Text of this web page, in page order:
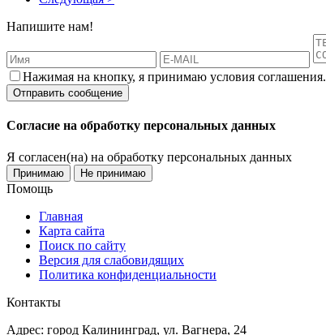
Напишите нам!
Нажимая на кнопку, я принимаю условия соглашения.
Согласие на обработку персональных данных
Я согласен(на) на обработку персональных данных
Принимаю Не принимаю
Помощь
Главная
Карта сайта
Поиск по сайту
Версия для слабовидящих
Политика конфиденциальности
Контакты
Адрес: город Калининград, ул. Вагнера, 24